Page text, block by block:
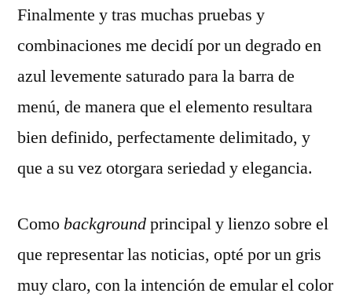
Finalmente y tras muchas pruebas y
combinaciones me decidí por un degrado en
azul levemente saturado para la barra de
menú, de manera que el elemento resultara
bien definido, perfectamente delimitado, y
que a su vez otorgara seriedad y elegancia.
Como backgroundprincipal y lienzo sobre el
que representar las noticias, opté por un gris
muy claro, con la intención de emular el color